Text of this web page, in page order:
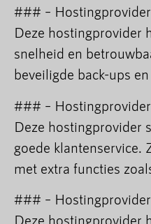
### –
Deze hostingprovider
snelheid en
beveiligde back-ups
### –
Deze hostingprovider
goede klantenservice.
met extra functies
### –
Deze hostingprovider